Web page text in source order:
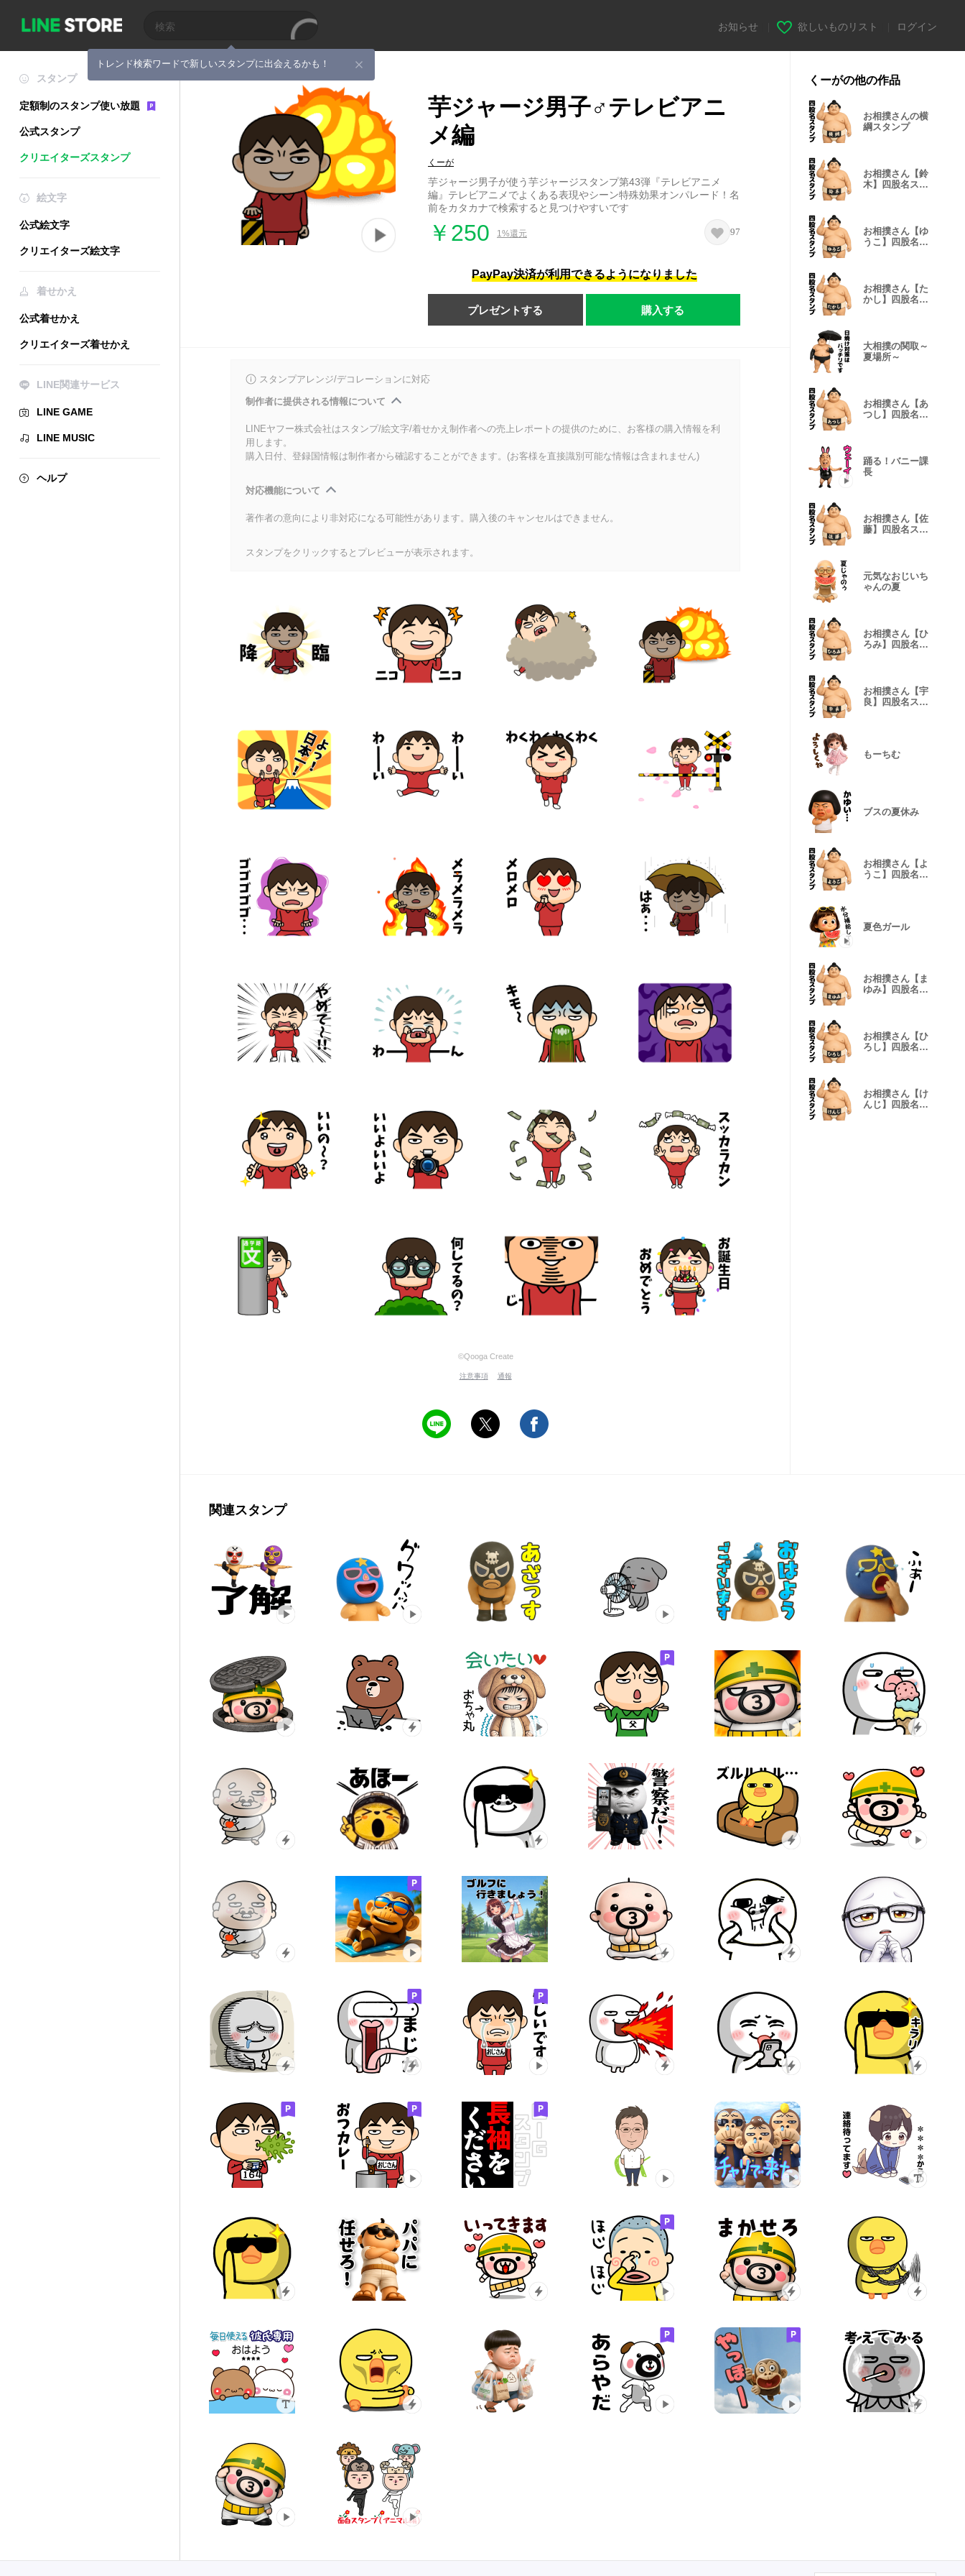
トレンド検索ワードで新しいスタンプに出会えるかも！
お知らせ 欲しいものリスト ログイン
スタンプ
定額制のスタンプ使い放題
公式スタンプ
クリエイターズスタンプ
絵文字
公式絵文字
クリエイターズ絵文字
着せかえ
公式着せかえ
クリエイターズ着せかえ
LINE関連サービス
LINE GAME
LINE MUSIC
ヘルプ
芋ジャージ男子♂テレビアニ
メ編
くーが
芋ジャージ男子が使う芋ジャージスタンプ第43弾『テレビアニメ
編』テレビアニメでよくある表現やシーン特殊効果オンパレード！名
前をカタカナで検索すると見つけやすいです
￥250 1%還元 97
PayPay決済が利用できるようになりました
プレゼントする 購入する
スタンプアレンジ/デコレーションに対応
制作者に提供される情報について
LINEヤフー株式会社はスタンプ/絵文字/着せかえ制作者への売上レポートの提供のために、お客様の購入情報を利
用します。
購入日付、登録国情報は制作者から確認することができます。(お客様を直接識別可能な情報は含まれません)
対応機能について
著作者の意向により非対応になる可能性があります。購入後のキャンセルはできません。
スタンプをクリックするとプレビューが表示されます。
©Qooga Create
注意事項 通報
くーがの他の作品
お相撲さんの横
綱スタンプ
お相撲さん【鈴
木】四股名スタ
お相撲さん【ゆ
うこ】四股名ス
お相撲さん【た
かし】四股名ス
大相撲の関取～
夏場所～
お相撲さん【あ
つし】四股名ス
踊る！バニー課
長
お相撲さん【佐
藤】四股名スタ
元気なおじいち
ゃんの夏
お相撲さん【ひ
ろみ】四股名ス
お相撲さん【宇
良】四股名スタ
もーちむ
ブスの夏休み
お相撲さん【よ
うこ】四股名ス
夏色ガール
お相撲さん【ま
ゆみ】四股名ス
お相撲さん【ひ
ろし】四股名ス
お相撲さん【け
んじ】四股名ス
関連スタンプ